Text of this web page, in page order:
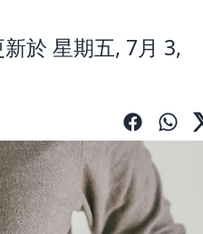
新於 星期五, 7月 3,